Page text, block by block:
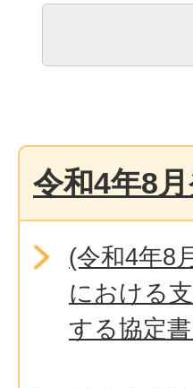
令和4年8
(令和4年8
における
する協定